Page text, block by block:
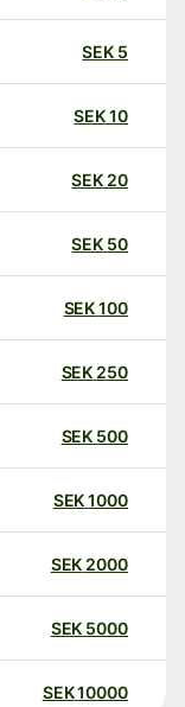
SEK
SEK
20
SEK
50
SEK
100
SEK
250
SEK
500
SEK
1000
SEK
2000
SEK
5000
SEK
10000
SEK